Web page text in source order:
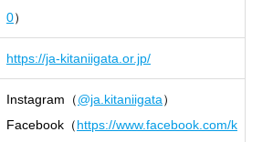
0）
https://ja-kitaniigata.or.jp/
Instagram（@ja.kitaniigata）
Facebook（https://www.facebook.com/k